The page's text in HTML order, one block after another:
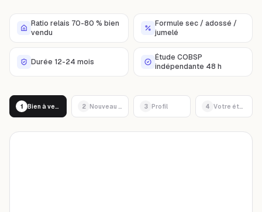
Ratio relais 70-80 % bien
vendu
Formule sec / adossé /
jumelé
Durée 12-24 mois
Étude COBSP
indépendante 48 h
1 Bien à vendre 2 3 Profil 4